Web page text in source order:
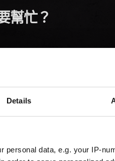
Details
personal data, e.g. your IP-
幫忙？